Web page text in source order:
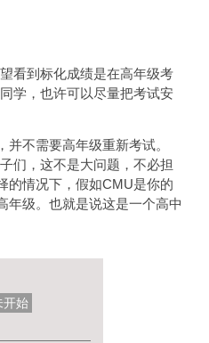
看到标化成绩是在高年级考
学，也许可以尽量把考试安
不需要高年级重新考试。
们，这不是大问题，不必担
的情况下，假如CMU是你的
年级。也就是说这是一个高中
开始